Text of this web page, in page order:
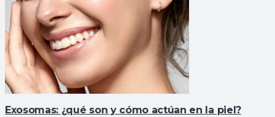
Exosomas: ¿qué son y cómo actúan en la piel?